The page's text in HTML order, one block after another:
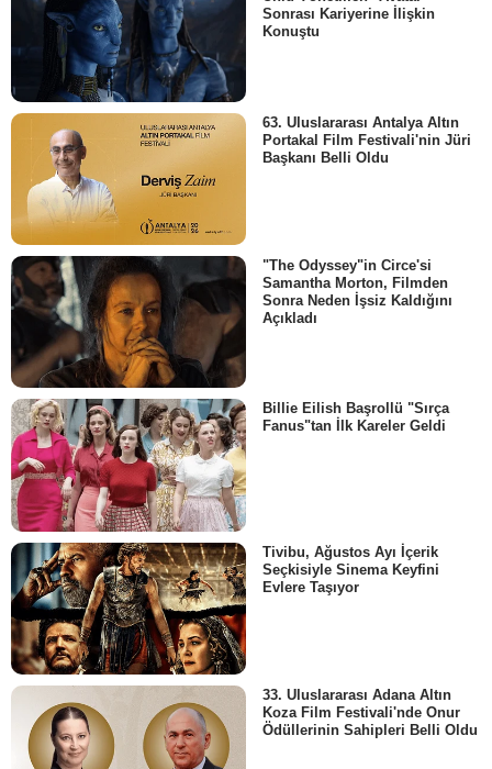
Sonrası Kariyerine İlişkin
Konuştu
63. Uluslararası Antalya Altın
Portakal Film Festivali'nin Jüri
Başkanı Belli Oldu
"The Odyssey"in Circe'si
Samantha Morton, Filmden
Sonra Neden İşsiz Kaldığını
Açıkladı
Billie Eilish Başrollü "Sırça
Fanus"tan İlk Kareler Geldi
Tivibu, Ağustos Ayı İçerik
Seçkisiyle Sinema Keyfini
Evlere Taşıyor
33. Uluslararası Adana Altın
Koza Film Festivali'nde Onur
Ödüllerinin Sahipleri Belli Oldu